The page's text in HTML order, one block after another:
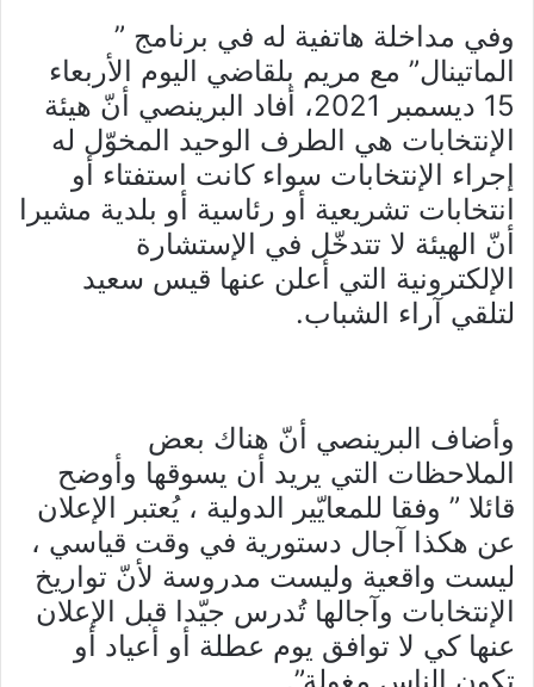
وفي مداخلة هاتفية له في برنامج ”
الماتينال” مع مريم بلقاضي اليوم الأربعاء
15 ديسمبر 2021، أفاد البرينصي أنّ هيئة
الإنتخابات هي الطرف الوحيد المخوّل له
إجراء الإنتخابات سواء كانت استفتاء أو
انتخابات تشريعية أو رئاسية أو بلدية مشيرا
أنّ الهيئة لا تتدخّل في الإستشارة
الإلكترونية التي أعلن عنها قيس سعيد
لتلقي آراء الشباب.
وأضاف البرينصي أنّ هناك بعض
الملاحظات التي يريد أن يسوقها وأوضح
قائلا ” وفقا للمعايّير الدولية ، يُعتبر الإعلان
عن هكذا آجال دستورية في وقت قياسي ،
ليست واقعية وليست مدروسة لأنّ تواريخ
الإنتخابات وآجالها تُدرس جيّدا قبل الإعلان
عنها كي لا توافق يوم عطلة أو أعياد أو